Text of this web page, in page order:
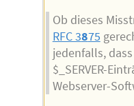
Ob dieses
RFC 3875
jedenfalls,
$_SERVER-
Webserver-